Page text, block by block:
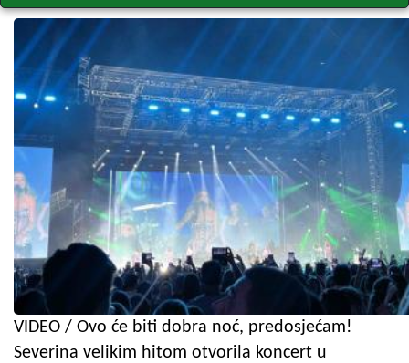
VIDEO / Ovo će biti dobra noć, predosjećam!
Severina velikim hitom otvorila koncert u